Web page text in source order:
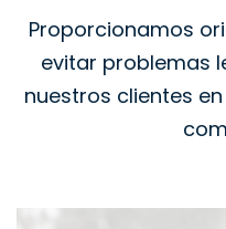
Proporcionamos
evitar problemas
nuestros clientes